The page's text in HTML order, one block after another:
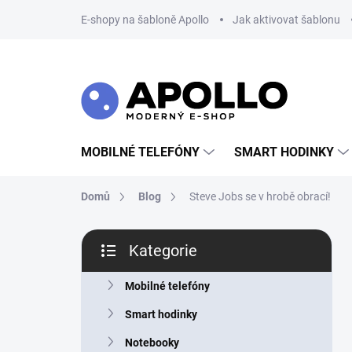
E-shopy na šabloně Apollo Jak aktivovat šablonu
MOBILNÉ TELEFÓNY SMART HODINKY
Domů Blog Steve Jobs se v hrobě obrací!
P
s
kategorie
Kategorie
Mobilné telefóny
Smart hodinky
Notebooky